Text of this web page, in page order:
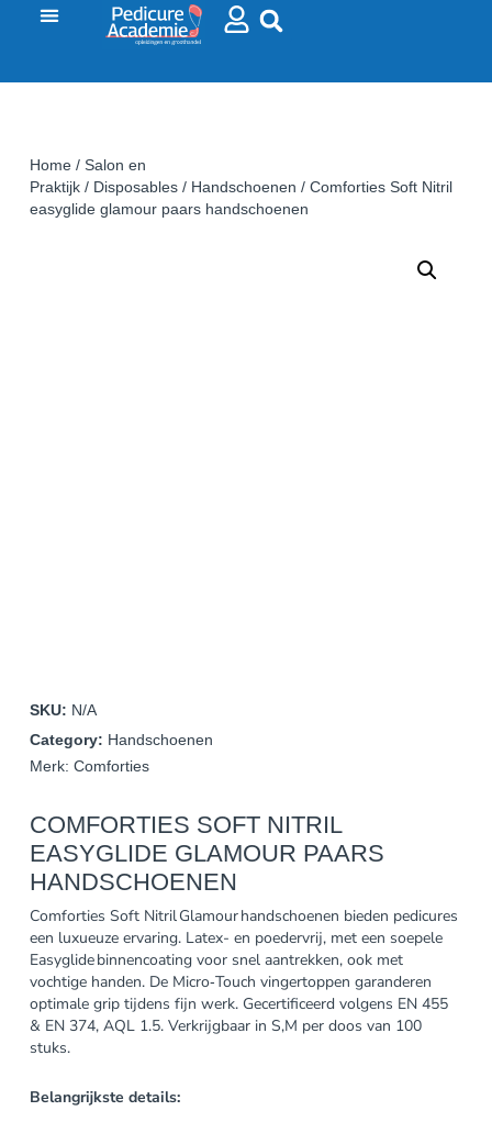
Home/ Salon en
Praktijk/ Disposables/ Handschoenen / Comforties Soft Nitril
easyglide glamour paars handschoenen
SKU: N/A
Category: Handschoenen
Merk: Comforties
COMFORTIES SOFT NITRIL
EASYGLIDE GLAMOUR PAARS
HANDSCHOENEN
Comforties Soft Nitril Glamour handschoenen bieden pedicures
een luxueuze ervaring. Latex- en poedervrij, met een soepele
Easyglide binnencoating voor snel aantrekken, ook met
vochtige handen. De Micro‑Touch vingertoppen garanderen
optimale grip tijdens fijn werk. Gecertificeerd volgens EN 455
& EN 374, AQL 1.5. Verkrijgbaar in S,M per doos van 100
stuks.
Belangrijkste details: